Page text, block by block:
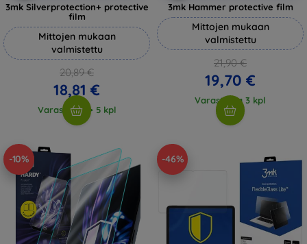
3mk Silverprotection+ protective
film
Mittojen mukaan
valmistettu
20,89 €
18,81 €
Varastossa > 5 kpl
3mk Hammer protective film
Mittojen mukaan
valmistettu
21,90 €
19,70 €
Varastossa 3 kpl
-10% -46%